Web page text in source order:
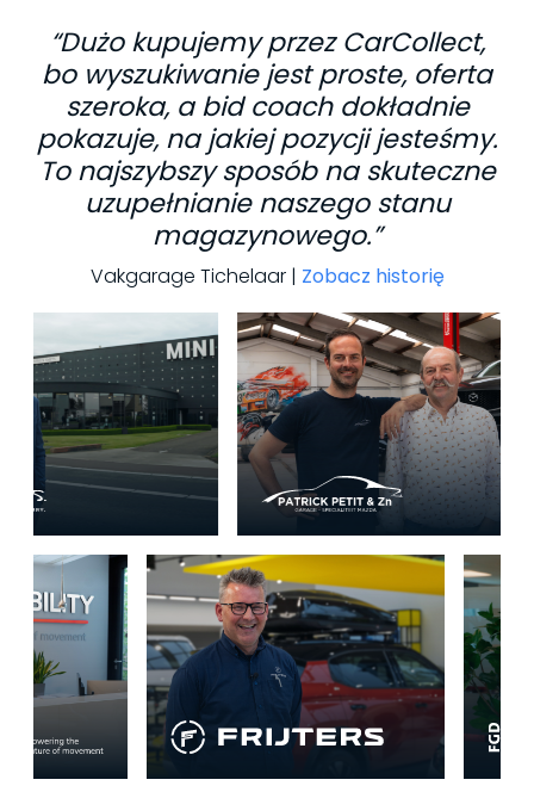
“Dużo kupujemy przez CarCollect,
bo wyszukiwanie jest proste, oferta
szeroka, a bid coach dokładnie
pokazuje, na jakiej pozycji jesteśmy.
To najszybszy sposób na skuteczne
uzupełnianie naszego stanu
magazynowego.”
Vakgarage Tichelaar | Zobacz historię